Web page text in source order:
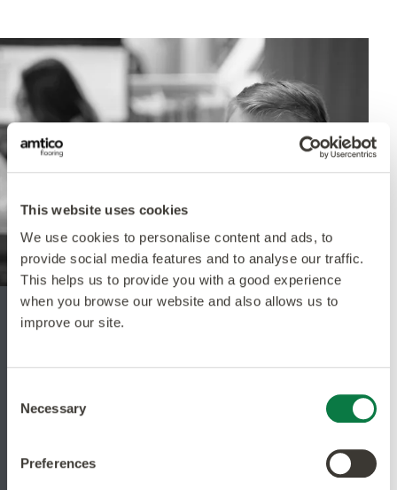
This website uses cookies
We use cookies to personalise content and ads, to
provide social media features and to analyse our traffic.
This helps us to provide you with a good experience
when you browse our website and also allows us to
improve our site.
Selection
Necessary
Preferences
Boka tid med våra
marinspecialister
som förstår dina behov, din budget och
din vision så att du får allt att hända.